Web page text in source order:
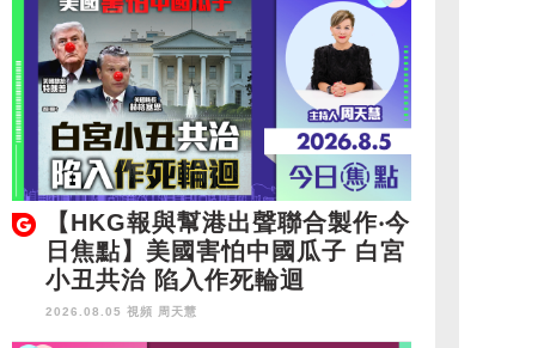
【HKG報與幫港出聲聯合製作‧今
日焦點】美國害怕中國瓜子 白宮
小丑共治 陷入作死輪迴
2026.08.05 視頻 周天慧